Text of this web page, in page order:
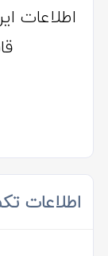
اطلاعات
اطلاعات